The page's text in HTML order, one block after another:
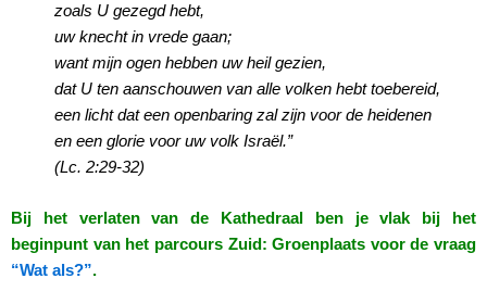
zoals U gezegd hebt,
uw knecht in vrede gaan;
want mijn ogen hebben uw heil gezien,
dat U ten aanschouwen van alle volken hebt toebereid,
een licht dat een openbaring zal zijn voor de heidenen
en een glorie voor uw volk Israël.”
(Lc. 2:29-32)
Bij het verlaten van de Kathedraal ben je vlak bij het
beginpunt van het parcours Zuid: Groenplaats voor de vraag
“Wat als?”.